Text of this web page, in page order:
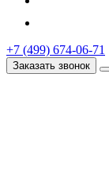
+7 (499) 674-06-71
Заказать звонок